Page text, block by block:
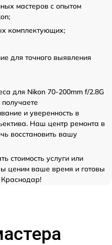
мастеров с опытом
комплектующих;
для точного выявления
для Nikon 70-200mm f/2.8G
и уверенность в
Наш центр ремонта в
восстановить вашу
стоимость услуги или
ценим ваше время и готовы